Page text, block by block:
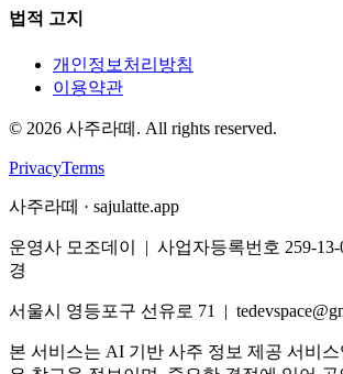
법적 고지
개인정보처리방침
이용약관
© 2026 사주라떼. All rights reserved.
PrivacyTerms
사주라떼 · sajulatte.app
운영사 모조데이 | 사업자등록번호 259-
경
서울시 영등포구 선유로 71 |
본 서비스는 AI 기반 사주 정보 제공 서비